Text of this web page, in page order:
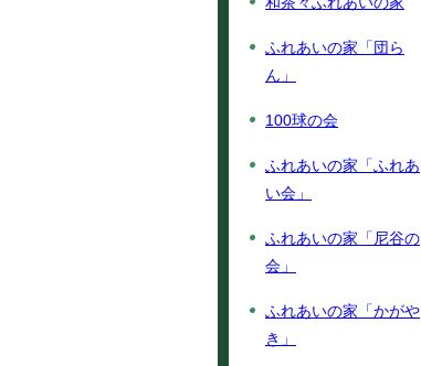
ふれあいの家「団ら
ん」
100球の会
ふれあいの家「ふれあ
い会」
ふれあいの家「尼谷の
会」
ふれあいの家「かがや
き」